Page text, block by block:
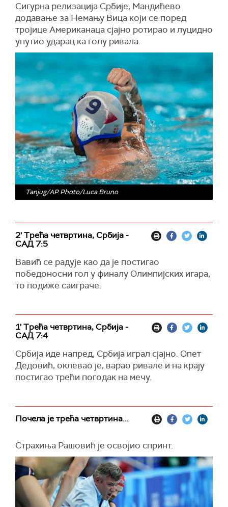
Сигурна релизација Србије, Мандићево
додавање за Немању Вица који се поред
тројице Американаца сјајно ротирао и луцидно
упутио ударац ка голу ривала.
Tanjug/AP Photo/Luca Bruno
2' Трећа четвртина, Србија -
САД 7:5
Вавић се радује као да је постигао
победоносни гол у финалу Олимпијских игара,
то подиже саиграче.
1' Трећа четвртина, Србија -
САД 7:4
Србија иде напред, Србија играл сјајно. Опет
Дедовић, оклевао је, варао ривале и на крају
постигао трећи погодак на мечу.
Почела је трећа четвртина...
Страхиња Рашовић је освојио спринт.